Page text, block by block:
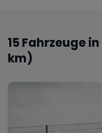
Wann
15 Fahrzeuge in
km)